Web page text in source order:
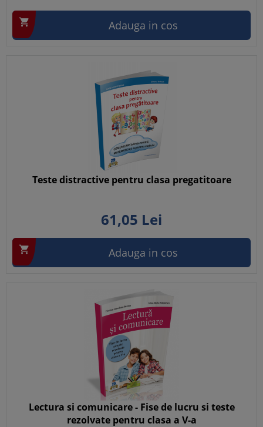
 Adauga in cos
Teste distractive pentru clasa pregatitoare
61,05 Lei
 Adauga in cos
Lectura si comunicare - Fise de lucru si teste
rezolvate pentru clasa a V-a